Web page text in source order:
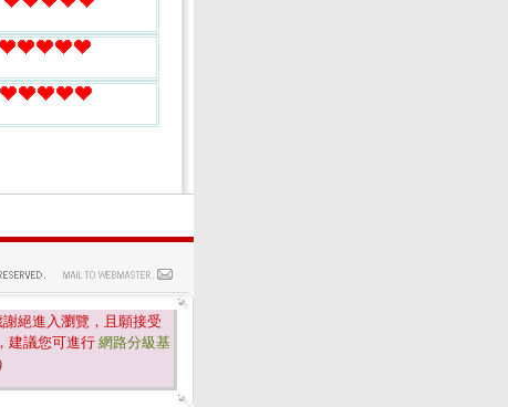
謝絕進入瀏覽，且願接受
建議您可進行網路分級基